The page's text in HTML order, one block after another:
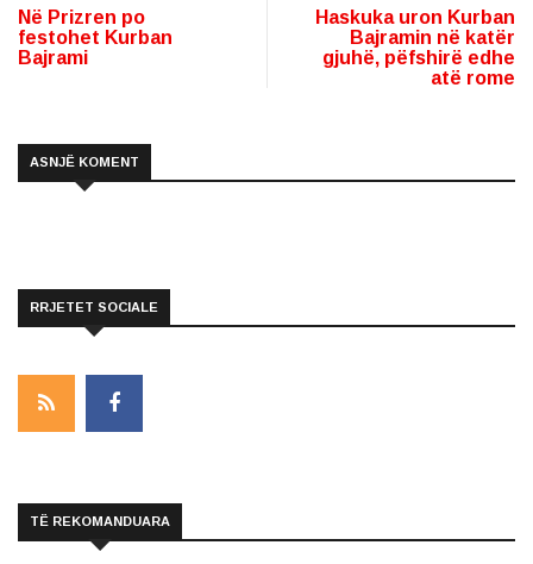
Në Prizren po
festohet Kurban
Bajrami
Haskuka uron Kurban
Bajramin në katër
gjuhë, pëfshirë edhe
atë rome
ASNJË KOMENT
RRJETET SOCIALE
TË REKOMANDUARA